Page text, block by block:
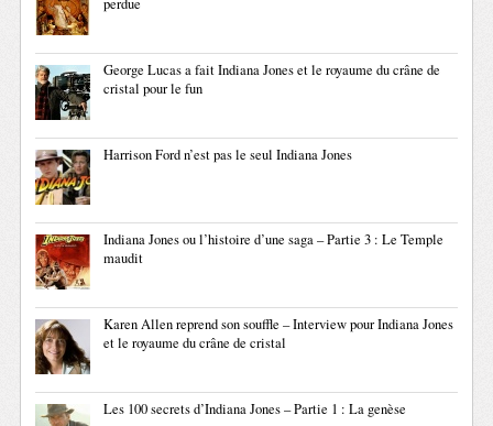
George Lucas a fait Indiana Jones et le royaume du crâne de
cristal pour le fun
Harrison Ford n’est pas le seul Indiana Jones
Indiana Jones ou l’histoire d’une saga – Partie 3 : Le Temple
maudit
Karen Allen reprend son souffle – Interview pour Indiana Jones
et le royaume du crâne de cristal
Les 100 secrets d’Indiana Jones – Partie 1 : La genèse